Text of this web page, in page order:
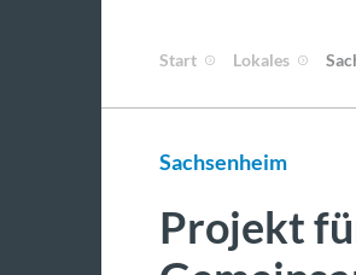
Start Lokales
Sachsenheim
Projekt